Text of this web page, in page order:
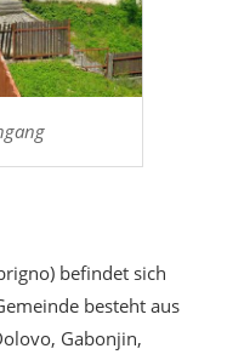
befindet sich
besteht aus
Gabonjin,